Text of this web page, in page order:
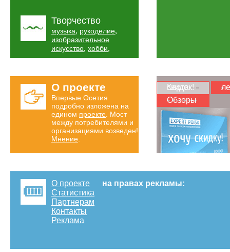
Творчество
музыка, рукоделие,
изобразительное
искусство, хобби,
О проекте
Впервые Осетия
подробно изложена на
едином проекте . Мост
между потребителями и
организациями возведен!
Мнение
Карта скидок!
Обзоры
О проекте
Статистика
Партнерам
Контакты
Реклама
на правах рекламы: